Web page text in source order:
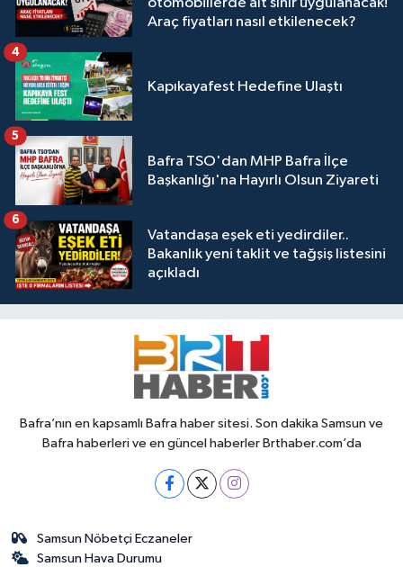
Araç fiyatları nasıl etkilenecek?
Kapıkayafest Hedefine Ulaştı
4
Bafra TSO'dan MHP Bafra İlçe
Başkanlığı'na Hayırlı Olsun Ziyareti
5
Vatandaşa eşek eti yedirdiler..
Bakanlık yeni taklit ve tağşiş listesini
açıkladı
6
Bafra’nın en kapsamlı Bafra haber sitesi. Son dakika Samsun ve
Bafra haberleri ve en güncel haberler Brthaber.com’da
Samsun Nöbetçi Eczaneler
Samsun Hava Durumu